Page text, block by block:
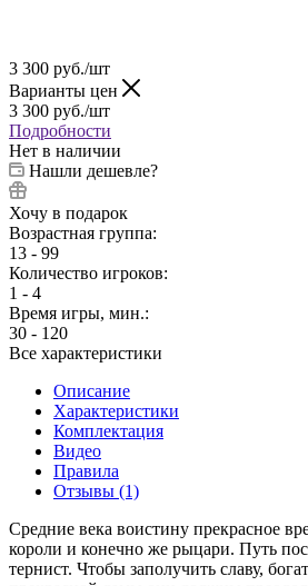
3 300 руб./шт
Варианты цен
3 300 руб./шт
Подробности
Нет в наличии
Нашли дешевле?
Хочу в подарок
Возрастная группа:
13 - 99
Количество игроков:
1 - 4
Время игры, мин.:
30 - 120
Все характеристики
Описание
Характеристики
Комплектация
Видео
Правила
Отзывы (1)
Средние века воистину прекрасное
короли и конечно же рыцари. Путь
тернист. Чтобы заполучить славу,